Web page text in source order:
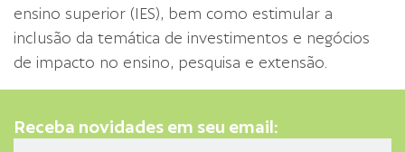
ensino superior (IES), bem como estimular a
inclusão da temática de investimentos e negócios
de impacto no ensino, pesquisa e extensão.
Receba novidades em seu email: